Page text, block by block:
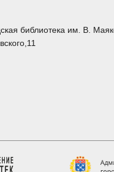
библиотека им. В.